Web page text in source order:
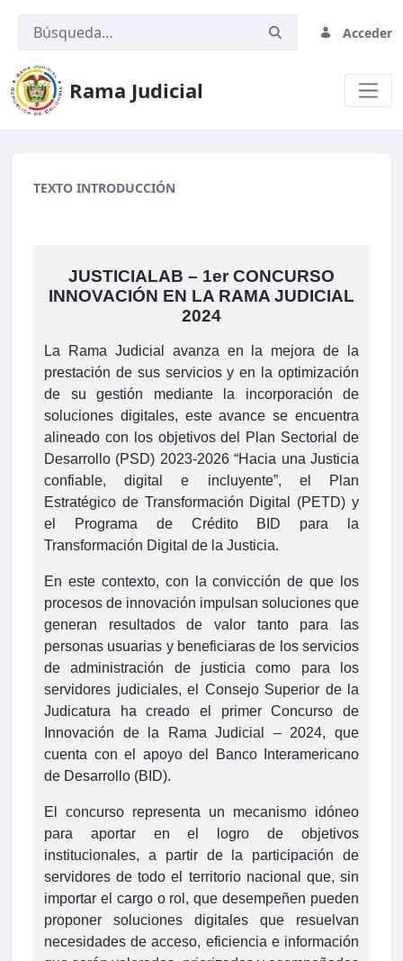
Acceder
Rama Judicial
ControlLegalidad.png
TEXTO INTRODUCCIÓN
JUSTICIALAB – 1er CONCURSO
INNOVACIÓN EN LA RAMA JUDICIAL
2024
La Rama Judicial avanza en la mejora de la
prestación de sus servicios y en la optimización
de su gestión mediante la incorporación de
soluciones digitales, este avance se encuentra
alineado con los objetivos del Plan Sectorial de
Desarrollo (PSD) 2023-2026 “Hacia una Justicia
confiable, digital e incluyente”, el Plan
Estratégico de Transformación Digital (PETD) y
el Programa de Crédito BID para la
Transformación Digital de la Justicia.
En este contexto, con la convicción de que los
procesos de innovación impulsan soluciones que
generan resultados de valor tanto para las
personas usuarias y beneficiaras de los servicios
de administración de justicia como para los
servidores judiciales, el Consejo Superior de la
Judicatura ha creado el primer Concurso de
Innovación de la Rama Judicial – 2024, que
cuenta con el apoyo del Banco Interamericano
de Desarrollo (BID).
El concurso representa un mecanismo idóneo
para aportar en el logro de objetivos
institucionales, a partir de la participación de
servidores de todo el territorio nacional que, sin
importar el cargo o rol, que desempeñen pueden
proponer soluciones digitales que resuelvan
necesidades de acceso, eficiencia e información